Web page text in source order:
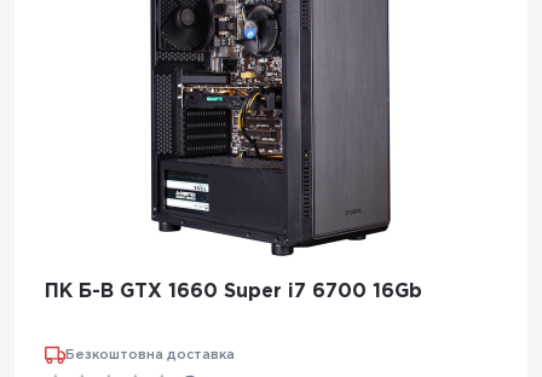
ПК Б-В GTX 1660 Super i7 6700 16Gb
Безкоштовна доставка